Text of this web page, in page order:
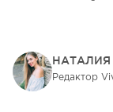
НАТАЛИЯ
Редактор